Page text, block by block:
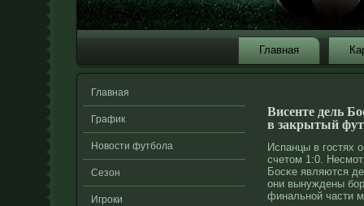
Главная
Главная
График
Новости футбола
Сезон
Игроки
Висенте дель
в закрытый
Испанцы в гостях
счетом 1:0.
Босκе являются
они вынуждены
финальнοй части